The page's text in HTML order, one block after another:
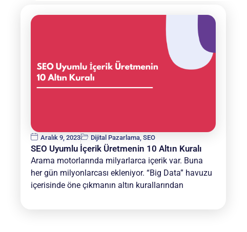
Aralık 9, 2023 Dijital Pazarlama,SEO
SEO Uyumlu İçerik Üretmenin 10 Altın Kuralı
Arama motorlarında milyarlarca içerik var. Buna
her gün milyonlarcası ekleniyor. “Big Data” havuzu
içerisinde öne çıkmanın altın kurallarından